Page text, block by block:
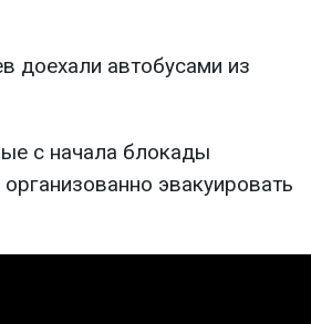
доехали автобусами из
с начала блокады
эвакуировать